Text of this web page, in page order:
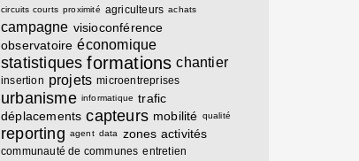
circuits courts proximité agriculteurs achats
campagne visioconférence
observatoire économique
statistiques formations chantier
insertion projets microentreprises
urbanisme informatique trafic
déplacements capteurs mobilité qualité
reporting agent data zones activités
communauté de communes entretien